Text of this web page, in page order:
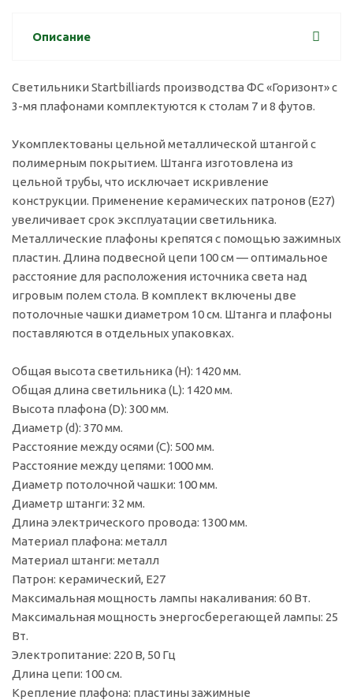
Описание
Светильники Startbilliards производства ФС «Горизонт» с
3-мя плафонами комплектуются к столам 7 и 8 футов.
Укомплектованы цельной металлической штангой с
полимерным покрытием. Штанга изготовлена из
цельной трубы, что исключает искривление
конструкции. Применение керамических патронов (Е27)
увеличивает срок эксплуатации светильника.
Металлические плафоны крепятся с помощью зажимных
пластин. Длина подвесной цепи 100 см — оптимальное
расстояние для расположения источника света над
игровым полем стола. В комплект включены две
потолочные чашки диаметром 10 см. Штанга и плафоны
поставляются в отдельных упаковках.
Общая высота светильника (Н): 1420 мм.
Общая длина светильника (L): 1420 мм.
Высота плафона (D): 300 мм.
Диаметр (d): 370 мм.
Расстояние между осями (C): 500 мм.
Расстояние между цепями: 1000 мм.
Диаметр потолочной чашки: 100 мм.
Диаметр штанги: 32 мм.
Длина электрического провода: 1300 мм.
Материал плафона: металл
Материал штанги: металл
Патрон: керамический, E27
Максимальная мощность лампы накаливания: 60 Вт.
Максимальная мощность энергосберегающей лампы: 25
Вт.
Электропитание: 220 В, 50 Гц
Длина цепи: 100 см.
Крепление плафона: пластины зажимные